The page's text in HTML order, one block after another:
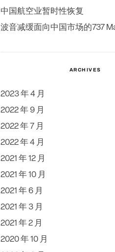
中国航空业暂时性恢复
波音减缓面向中国市场的737
ARCHIVES
2023 年 4 月
2022 年 9 月
2022 年 7 月
2022 年 4 月
2021 年 12 月
2021 年 10 月
2021 年 6 月
2021 年 3 月
2021 年 2 月
2020 年 10 月